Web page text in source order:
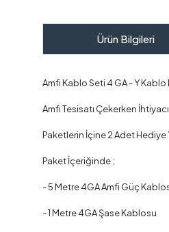
Ürün Bilgileri
Amfi Kablo Seti 4 GA - Y
Amfi Tesisatı Çekerken
Paketlerin İçine 2 Adet Hediye
Paket İçeriğinde ;
- 5 Metre 4GA Amfi Güç
- 1 Metre 4GA Şase Kablosu